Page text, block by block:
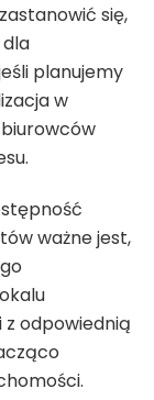
się,
planujemy
w
ważne jest,
z odpowiednią